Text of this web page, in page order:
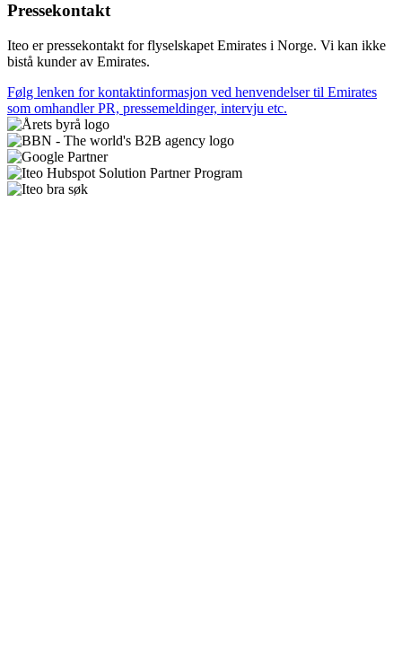
Pressekontakt
Iteo er pressekontakt for flyselskapet Emirates i Norge. Vi kan ikke
bistå kunder av Emirates.
Følg lenken for kontaktinformasjon ved henvendelser til Emirates
som omhandler PR, pressemeldinger, intervju etc.